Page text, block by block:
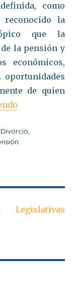
como
la
que la
la pensión y
económicos,
oportunidades
de quien
Etiquetas
Divorcio,
Legislativas